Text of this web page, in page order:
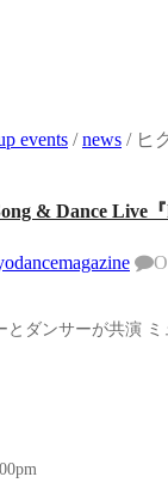
』 Produced
2DAYS
events /news / ヒ
& Dance Live
ダンサーが共演